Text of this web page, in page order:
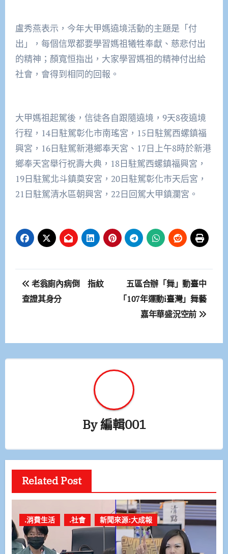
盧秀燕表示，今年大甲媽遶境活動的主題是「付
出」，每個信眾都要學習媽祖犧牲奉獻、慈悲付出
的精神；顏寬恒指出，大家學習媽祖的精神付出給
社會，會得到相同的回報。
大甲媽祖起駕後，信徒各自跟隨遶境，9天8夜遶境
行程，14日駐駕彰化市南瑤宮，15日駐駕西螺鎮福
興宮，16日駐駕新港鄉奉天宮、17日上午8時於新港
鄉奉天宮舉行祝壽大典，18日駐駕西螺鎮福興宮，
19日駐駕北斗鎮奠安宮，20日駐駕彰化市天后宮，
21日駐駕清水區朝興宮，22日回駕大甲鎮瀾宮。
文
章
覽
老翁廁內病倒 指紋
查證其身分
五區合辦「舞」動臺中
「107年運動i臺灣」舞藝
嘉年華盛況空前
By編輯001
Related Post
.消費生活 .社會 新聞來源:大成報